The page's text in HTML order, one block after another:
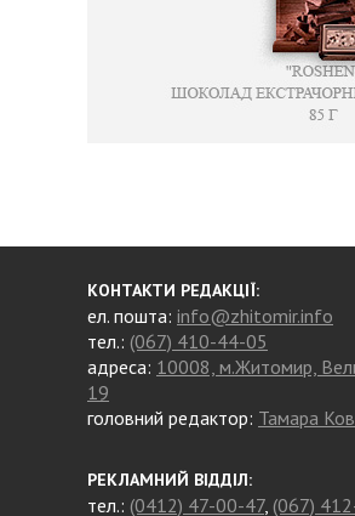
КОНТАКТИ РЕДАКЦІЇ:
ел. пошта: info@zhitomir.info
тел.: (067) 410-44-05
адреса: 10008, м.Житомир,
19
головний редактор: Тамара
РЕКЛАМНИЙ ВІДДІЛ:
тел.: (0412) 47-00-47, (067)